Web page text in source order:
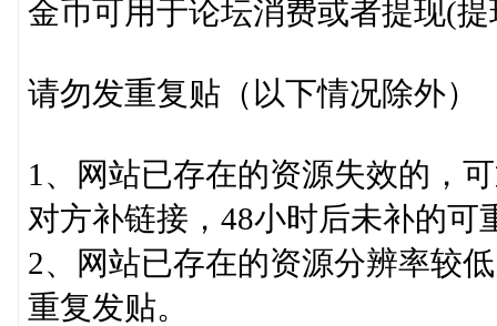
金币可用于论坛消费或者提现(
请勿发重复贴（以下情况除外）
1、网站已存在的资源失效的，
对方补链接，48小时后未补的可
2、网站已存在的资源分辨率较
重复发贴。